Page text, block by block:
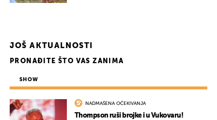
JOŠ AKTUALNOSTI
PRONAĐITE ŠTO VAS ZANIMA
SHOW
NADMAŠENA OČEKIVANJA
Thompson ruši brojke i u Vukovaru!